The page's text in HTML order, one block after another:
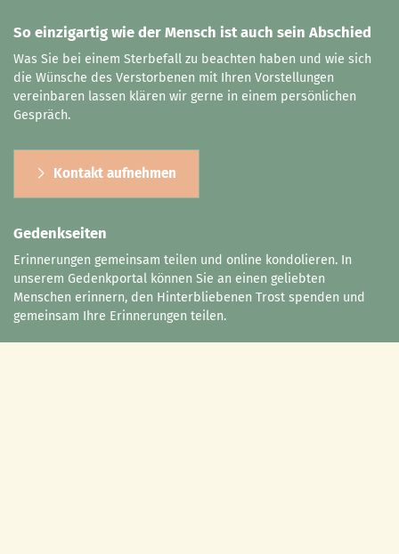
So einzigartig wie der Mensch ist auch sein Abschied
Was Sie bei einem Sterbefall zu beachten haben und wie sich
die Wünsche des Verstorbenen mit Ihren Vorstellungen
vereinbaren lassen klären wir gerne in einem persönlichen
Gespräch.
Kontakt aufnehmen
Gedenkseiten
Erinnerungen gemeinsam teilen und online kondolieren. In
unserem Gedenkportal können Sie an einen geliebten
Menschen erinnern, den Hinterbliebenen Trost spenden und
gemeinsam Ihre Erinnerungen teilen.